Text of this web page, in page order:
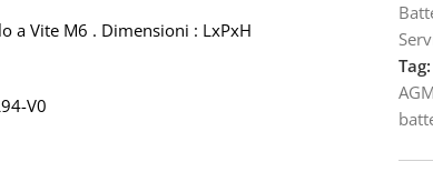
a Vite M6 . Dimensioni : LxPxH
V0
Tag:
AGM